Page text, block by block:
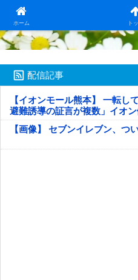
ホーム ト
日本第一！ニュース録
配信記事
【イオンモール熊本】 一転し
避難誘導の証言が複数」イオ
疑い
【画像】 セブンイレブン、つ